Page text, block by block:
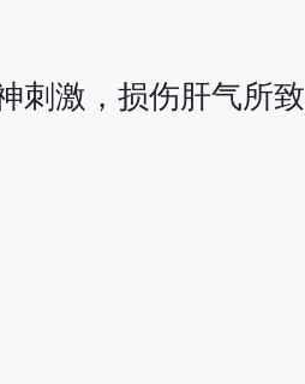
刺激，损伤肝气所